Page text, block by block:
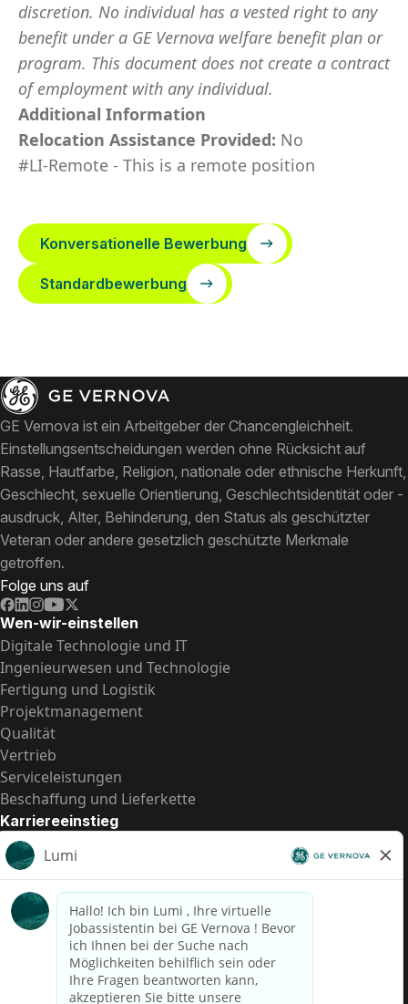
discretion. No individual has a vested right to any
benefit under a GE Vernova welfare benefit plan or
program. This document does not create a contract
of employment with any individual.
Additional Information
Relocation Assistance Provided: No
#LI-Remote - This is a remote position
Konversationelle Bewerbung
Standardbewerbung
GE Vernova ist ein Arbeitgeber der Chancengleichheit.
Einstellungsentscheidungen werden ohne Rücksicht auf
Rasse, Hautfarbe, Religion, nationale oder ethnische Herkunft,
Geschlecht, sexuelle Orientierung, Geschlechtsidentität oder -
ausdruck, Alter, Behinderung, den Status als geschützter
Veteran oder andere gesetzlich geschützte Merkmale
getroffen.
Folge uns auf
Wen-wir-einstellen
Digitale Technologie und IT
Ingenieurwesen und Technologie
Fertigung und Logistik
Projektmanagement
Qualität
Vertrieb
Serviceleistungen
Beschaffung und Lieferkette
Karriereeinstieg
Praktika
Einstiegspositionen
Alle Möglichkeiten
Schnelle Links
US-Gehalts­transparenz
Datenschutzhinweis für Kandidaten
Betrugswarnung
Lohntransparenz in Brasilien (Relatório de Transparência